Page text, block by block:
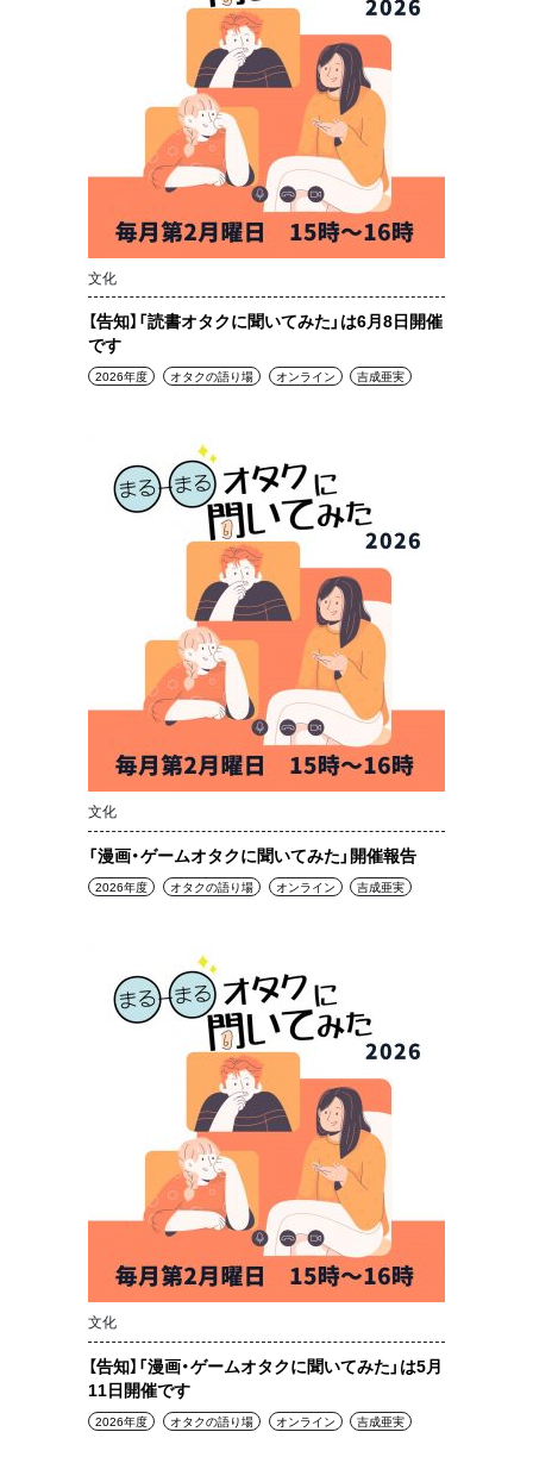
文化
【告知】「読書オタクに聞いてみた」は6月8日開催
です
2026年度 オタクの語り場 オンライン 吉成亜実
文化
「漫画・ゲームオタクに聞いてみた」開催報告
2026年度 オタクの語り場 オンライン 吉成亜実
文化
【告知】「漫画・ゲームオタクに聞いてみた」は5月
11日開催です
2026年度 オタクの語り場 オンライン 吉成亜実